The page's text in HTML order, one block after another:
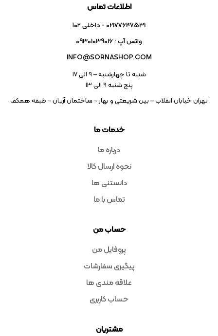
خدمات ما
درباره ما
نحوه ارسال کالا
دانستنی ها
تماس با ما
حساب من
پروفایل من
پیگیری سفارشات
علاقه مندی ها
حساب کاربری
مشتریان
اطلاعات تماس
02177647531 - داخلی ۱۰۲
واتس آپ : 09301039016
INFO@SORNASHOP.COM
شنبه تا چهارشنبه – ۹ الی 17
پنج شنبه ۹ الی 13
تهران خیابان انقلاب – بین شریعتی و بهار – ساختمان آریان – طبقه همکف